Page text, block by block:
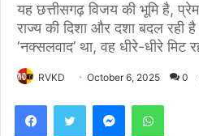
यह छत्तीसगढ़ विजय की भूमि है,
राज्य की दिशा और दशा बदल रही
‘नक्सलवाद’ था, वह धीरे-धीरे मिट
RVKD October 6, 2025 0
FacebookTwitter Messenger